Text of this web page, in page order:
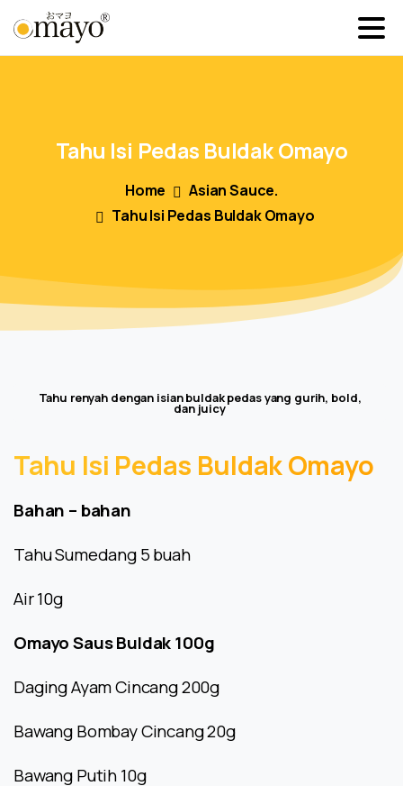
Tahu Isi Pedas BuldakOmayo
Home
Asian Sauce.
Tahu Isi Pedas Buldak Omayo
Tahu renyah dengan isian buldak pedas yang gurih, bold,
dan juicy
Tahu Isi Pedas BuldakOmayo
Bahan – bahan
Tahu Sumedang 5 buah
Air 10g
Omayo Saus Buldak 100g
Daging Ayam Cincang 200g
Bawang Bombay Cincang 20g
Bawang Putih 10g